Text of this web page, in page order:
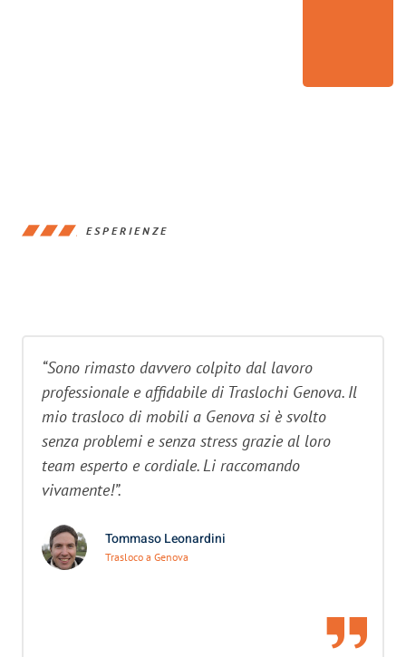
ESPERIENZE
“Sono rimasto davvero colpito dal lavoro
professionale e affidabile di Traslochi Genova. Il
mio trasloco di mobili a Genova si è svolto
senza problemi e senza stress grazie al loro
team esperto e cordiale. Li raccomando
vivamente!”.
Tommaso Leonardini
Trasloco a Genova